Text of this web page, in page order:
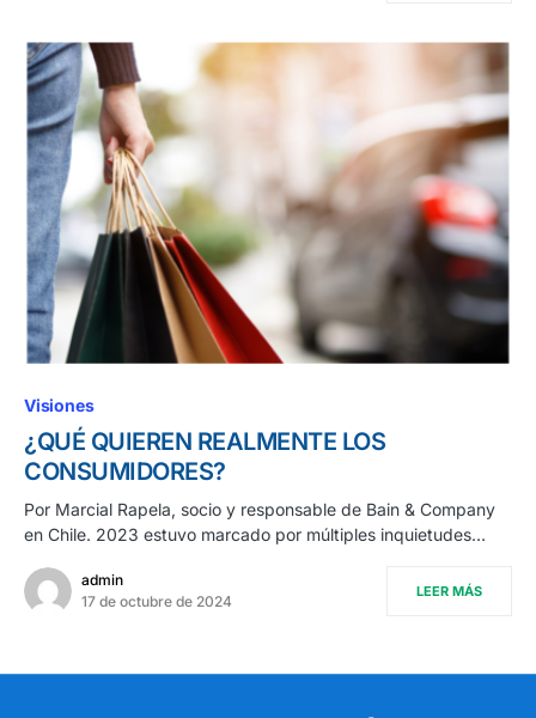
Visiones
¿QUÉ QUIEREN REALMENTE LOS
CONSUMIDORES?
Por Marcial Rapela, socio y responsable de Bain & Company
en Chile. 2023 estuvo marcado por múltiples inquietudes…
admin
17 de octubre de 2024
LEER MÁS